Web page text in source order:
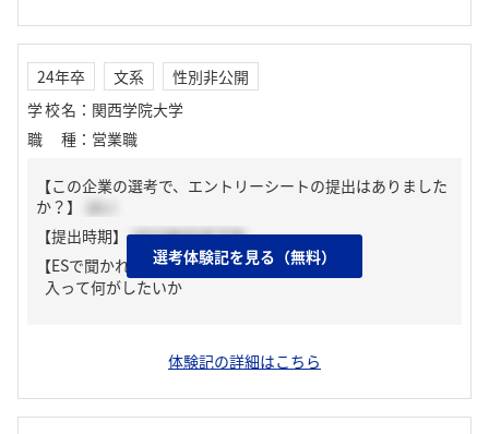
24年卒 文系
性別非公開
学校名 ： 関西学院大学
職種 ： 営業職
【この企業の選考で、エントリーシートの提出はありました
か？】
はい
【提出時期】 2023年05月下旬
【ESで聞かれた質問】
入って何がしたいか
体験記の詳細はこちら
選考体験記を見る（無料）